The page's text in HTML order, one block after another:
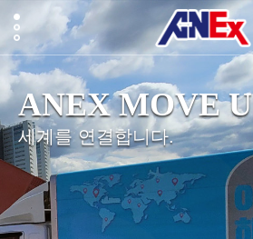
ANEX MOVE U
세계를 연결합니다.